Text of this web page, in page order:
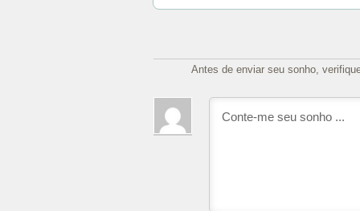
Antes de enviar seu sonho,